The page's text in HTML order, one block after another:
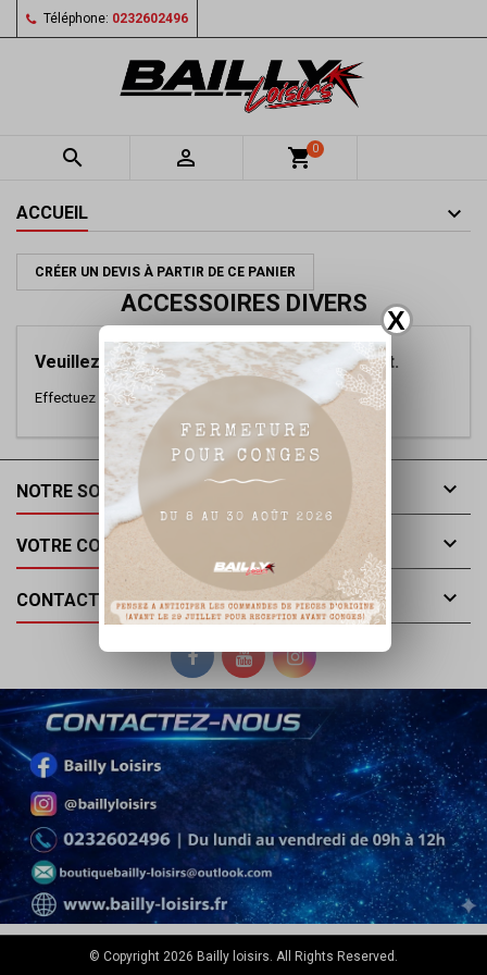
X
Téléphone: 0232602496
  shopping_cart0
ACCUEIL
CRÉER UN DEVIS À PARTIR DE CE PANIER
ACCESSOIRES DIVERS
Veuillez nous excuser pour le désagrément.
Effectuez une nouvelle recherche
NOTRE SOCIÉTÉ 
VOTRE COMPTE 
CONTACT 
© Copyright 2026 Bailly loisirs. All Rights Reserved.